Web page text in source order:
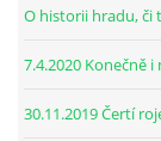
O historii hradu, či
7.4.2020 Konečně
30.11.2019 Čertí